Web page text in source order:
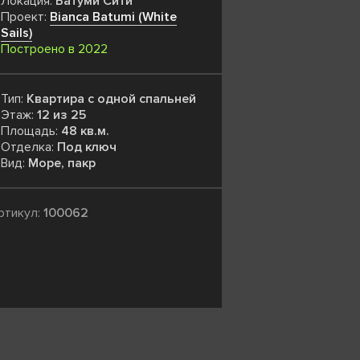
Проект: Bianca Batumi (White
Sails)
Построено в 2022
Тип: Квартира с одной спальней
Этаж: 12 из 25
Площадь: 48 кв.м.
Отделка: Под ключ
Вид: Море, пакр
100062